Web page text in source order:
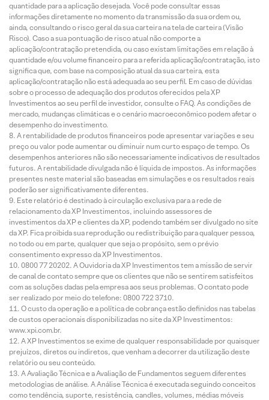
quantidade para a aplicação desejada. Você pode consultar essas
informações diretamente no momento da transmissão da sua ordem ou,
ainda, consultando o risco geral da sua carteira na tela de carteira (Visão
Risco). Caso a sua pontuação de risco atual não comporte a
aplicação/contratação pretendida, ou caso existam limitações em relação à
quantidade e/ou volume financeiro para a referida aplicação/contratação, isto
significa que, com base na composição atual da sua carteira, esta
aplicação/contratação não está adequada ao seu perfil. Em caso de dúvidas
sobre o processo de adequação dos produtos oferecidos pela XP
Investimentos ao seu perfil de investidor, consulte o FAQ. As condições de
mercado, mudanças climáticas e o cenário macroeconômico podem afetar o
desempenho do investimento.
A rentabilidade de produtos financeiros pode apresentar variações e seu
preço ou valor pode aumentar ou diminuir num curto espaço de tempo. Os
desempenhos anteriores não são necessariamente indicativos de resultados
futuros. A rentabilidade divulgada não é líquida de impostos. As informações
presentes neste material são baseadas em simulações e os resultados reais
poderão ser significativamente diferentes.
Este relatório é destinado à circulação exclusiva para a rede de
relacionamento da XP Investimentos, incluindo assessores de
investimentos da XP e clientes da XP, podendo também ser divulgado no site
da XP. Fica proibida sua reprodução ou redistribuição para qualquer pessoa,
no todo ou em parte, qualquer que seja o propósito, sem o prévio
consentimento expresso da XP Investimentos.
0800 77 20202. A Ouvidoria da XP Investimentos tem a missão de servir
de canal de contato sempre que os clientes que não se sentirem satisfeitos
com as soluções dadas pela empresa aos seus problemas. O contato pode
ser realizado por meio do telefone: 0800 722 3710.
O custo da operação e a política de cobrança estão definidos nas tabelas
de custos operacionais disponibilizadas no site da XP Investimentos:
www.xpi.com.br.
A XP Investimentos se exime de qualquer responsabilidade por quaisquer
prejuízos, diretos ou indiretos, que venham a decorrer da utilização deste
relatório ou seu conteúdo.
A Avaliação Técnica e a Avaliação de Fundamentos seguem diferentes
metodologias de análise. A Análise Técnica é executada seguindo conceitos
como tendência, suporte, resistência, candles, volumes, médias móveis